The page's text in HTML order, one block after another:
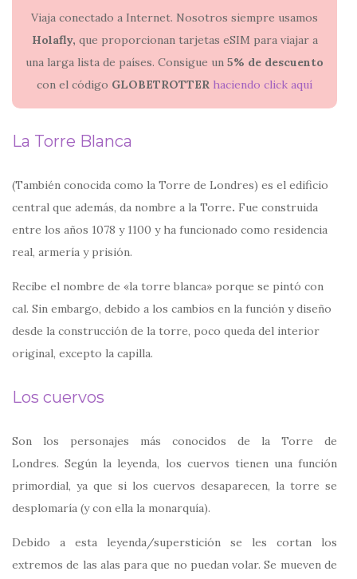
Viaja conectado a Internet. Nosotros siempre usamos
Holafly, que proporcionan tarjetas eSIM para viajar a
una larga lista de países. Consigue un 5% de descuento
con el código GLOBETROTTER haciendo click aquí
La Torre Blanca
(También conocida como la Torre de Londres) es el edificio
central que además, da nombre a la Torre. Fue construida
entre los años 1078 y 1100 y ha funcionado como residencia
real, armería y prisión.
Recibe el nombre de «la torre blanca» porque se pintó con
cal. Sin embargo, debido a los cambios en la función y diseño
desde la construcción de la torre, poco queda del interior
original, excepto la capilla.​
Los cuervos
Son los personajes más conocidos de la Torre de
Londres. Según la leyenda, los cuervos tienen una función
primordial, ya que si los cuervos desaparecen, la torre se
desplomaría (y con ella la monarquía).
Debido a esta leyenda/superstición se les cortan los
extremos de las alas para que no puedan volar. Se mueven de